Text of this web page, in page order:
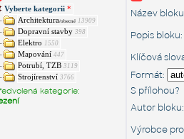
Vyberte kategorii *
Architektura/obecné 13909
Dopravní stavby 398
Elektro 1550
Mapování 447
Potrubí, TZB 3119
Strojírenství 3766
kategorie:
Název
Popis bloku:
Klíčová
Formát:
S přílohou?
Autor bloku:
Výrobce